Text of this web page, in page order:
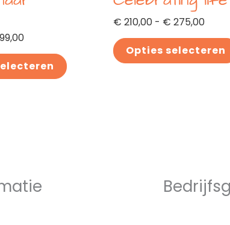
99,00
€ 210,00 - € 275,00
Opties selecteren
de
productpagina